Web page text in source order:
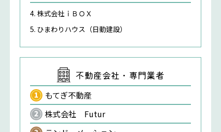
株式会社ｉＢＯＸ
ひまわりハウス（日動建設）
不動産会社・専門業者
もてぎ不動産
株式会社 Futur